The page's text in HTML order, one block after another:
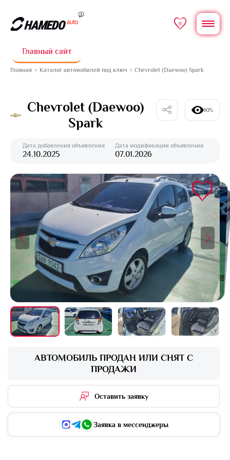
0
Главный сайт
Главная Каталог автомобилей под ключ Chevrolet (Daewoo) Spark
Chevrolet (Daewoo)
Spark
105
Дата добавления объявления
24.10.2025
Дата модификации объявления
07.01.2026
АВТОМОБИЛЬ ПРОДАН ИЛИ СНЯТ С
ПРОДАЖИ
Оставить заявку
Заявка в мессенджеры